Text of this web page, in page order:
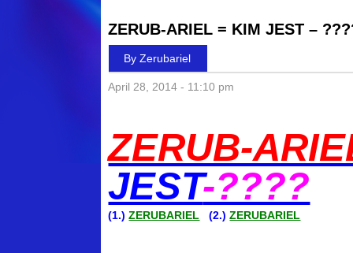
ZERUB-ARIEL = KIM JEST –
By Zerubariel
April 28, 2014 - 11:10 pm
ZERUB-
JEST-????
(1.) ZERUBARIEL (2.) ZERUBARIEL